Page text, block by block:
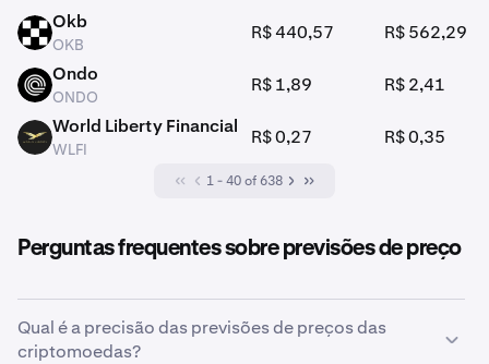
Okb
OKB
R$ 440,57 R$ 562,29
ONDO Ondo
ONDO
R$ 1,89 R$ 2,41
WLFI World Liberty Financial
WLFI
R$ 0,27 R$ 0,35
1 - 40 of 638
Perguntas frequentes sobre previsões de preço
Qual é a precisão das previsões de preços das
criptomoedas?